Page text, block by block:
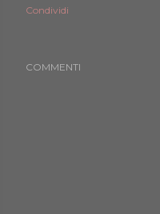
Condividi
COMMENTI